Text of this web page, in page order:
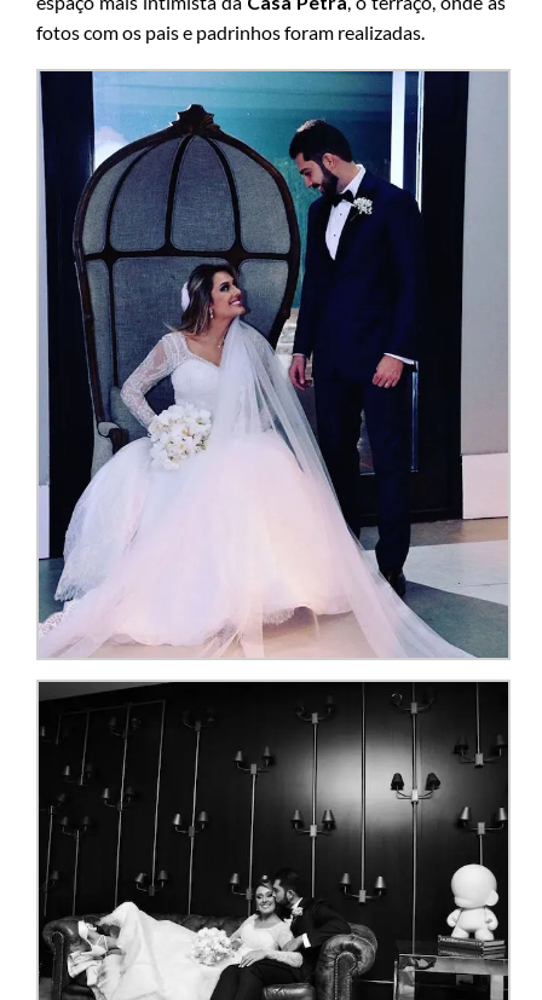
fotos com os pais e padrinhos foram realizadas.